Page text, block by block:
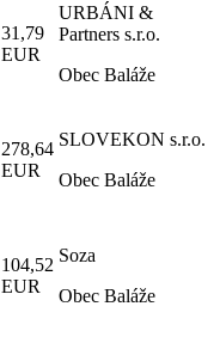
31,79
EUR
URBÁNI &
Partners s.r.o.
Obec Baláže
278,64
EUR
SLOVEKON s.r.o.
Obec Baláže
104,52
EUR
Soza
Obec Baláže